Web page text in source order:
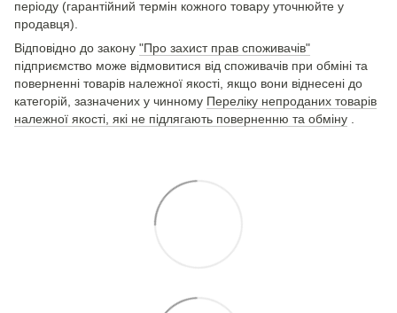
періоду (гарантійний термін кожного товару уточнюйте у
продавця).
Відповідно до закону "Про захист прав споживачів"
підприємство може відмовитися від споживачів при обміні та
поверненні товарів належної якості, якщо вони віднесені до
категорій, зазначених у чинному Переліку непроданих товарів
належної якості, які не підлягають поверненню та обміну .